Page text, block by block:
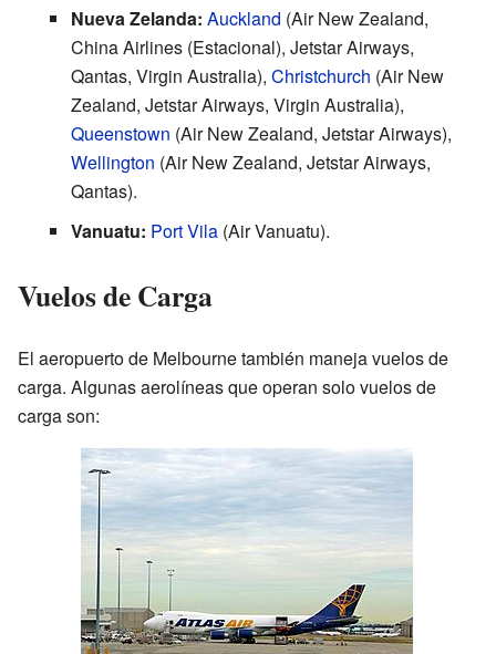
Nueva Zelanda: Auckland (Air New Zealand,
China Airlines (Estacional), Jetstar Airways,
Qantas, Virgin Australia), Christchurch (Air New
Zealand, Jetstar Airways, Virgin Australia),
Queenstown (Air New Zealand, Jetstar Airways),
Wellington (Air New Zealand, Jetstar Airways,
Qantas).
Vanuatu: Port Vila (Air Vanuatu).
Vuelos de Carga
El aeropuerto de Melbourne también maneja vuelos de
carga. Algunas aerolíneas que operan solo vuelos de
carga son: